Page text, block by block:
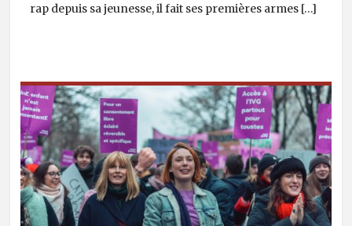
rap depuis sa jeunesse, il fait ses premières armes […]